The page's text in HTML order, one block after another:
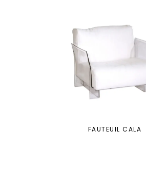
FAUTEUIL CALA